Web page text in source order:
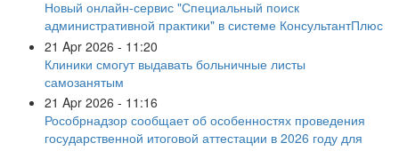
Новый онлайн-сервис "Специальный поиск
административной практики" в системе КонсультантПлюс
21 Apr 2026 - 11:20
Клиники смогут выдавать больничные листы
самозанятым
21 Apr 2026 - 11:16
Рособрнадзор сообщает об особенностях проведения
государственной итоговой аттестации в 2026 году для